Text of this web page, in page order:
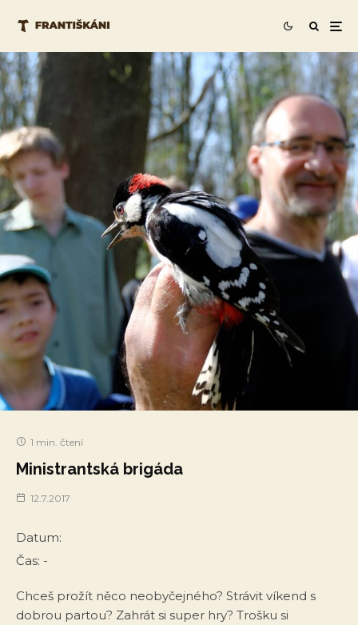
1 min. čtení
Ministrantská brigáda
12.7.2017
Datum:
Čas: -
Chceš prožít něco neobyčejného? Strávit víkend s
dobrou partou? Zahrát si super hry? Trošku si